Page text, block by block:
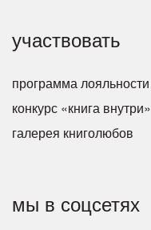
участвовать
программа лояльности
конкурс «книга внутри»
галерея книголюбов
мы в соцсетях